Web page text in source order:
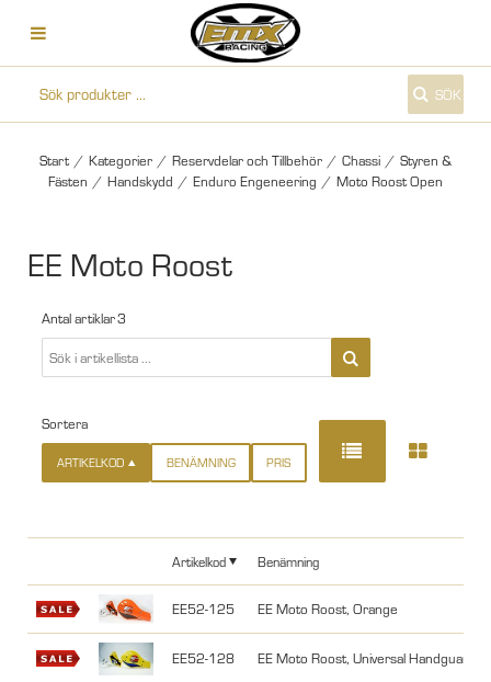
SÖK
Start / Kategorier / Reservdelar och Tillbehör / Chassi / Styren &
Fästen / Handskydd / Enduro Engeneering / Moto Roost Open
EE Moto Roost
Antal artiklar3
Sortera
ARTIKELKOD BENÄMNING PRIS
Artikelkod Benämning
EE52-125 EE Moto Roost, Orange
EE52-128 EE Moto Roost, Universal Handguard,